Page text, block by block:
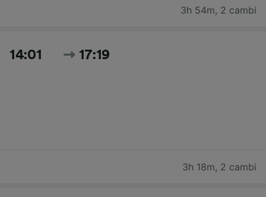
3h 54m, 2 cambi
14:01 17:19
3h 18m, 2 cambi